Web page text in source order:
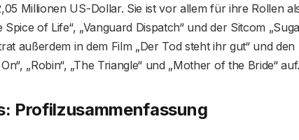
Millionen US-Dollar. Sie ist vor allem für ihre Rollen
Spice of Life“, „Vanguard Dispatch“ und der Sitcom
außerdem in dem Film „Der Tod steht ihr gut“ und den
„Robin“, „The Triangle“ und „Mother of the Bride“ auf.
Profilzusammenfassung